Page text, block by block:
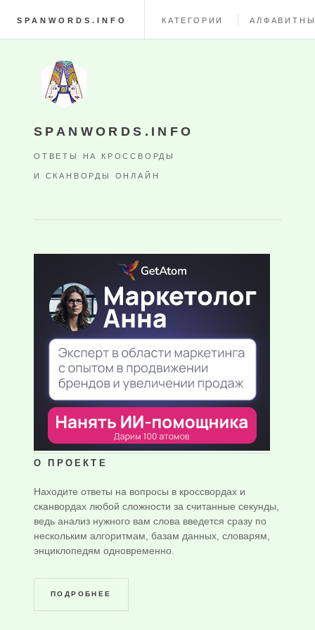
SPANWORDS.INFO КАТЕГОРИИ
SPANWORDS.INFO
ОТВЕТЫ НА КРОССВОРДЫ
И СКАНВОРДЫ ОНЛАЙН
О ПРОЕКТЕ
Находите ответы на вопросы в кроссвордах и
сканвордах любой сложности за считанные секунды,
ведь анализ нужного вам слова введется сразу по
нескольким алгоритмам, базам данных, словарям,
энциклопедям одновременно.
ПОДРОБНЕЕ